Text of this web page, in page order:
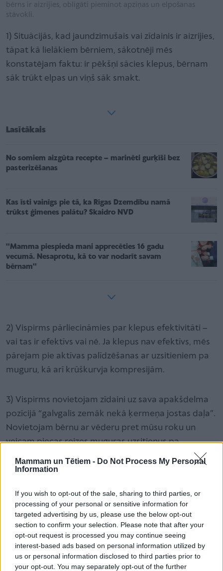
Mammam un Tētiem - Do Not Process My Personal
Information
If you wish to opt-out of the sale, sharing to third parties, or
processing of your personal or sensitive information for
targeted advertising by us, please use the below opt-out
section to confirm your selection. Please note that after your
opt-out request is processed you may continue seeing
interest-based ads based on personal information utilized by
us or personal information disclosed to third parties prior to
your opt-out. You may separately opt-out of the further
bērns ir aizrijies, obligāti pieminot apziņas un elpošanas
stāvokli.
1) Situācijās, kad jaundzimušais vai zīdainis ir aizrijies,
tāpat kā lielākiem bērniem, sākotnēji mēs
konstatējam faktu: ir pēkšņi sācies klepus, bērnam
sāk trūkt elpas un viņš sāk smakt.
Lasītākais
No somiem aizgūta recepte – marinēti gurķīši bez
pasterizēšanas
Kas īsti vainīgs pie tā, ka Rīgas Dzemdību namā
trūkst ģimenes palātu? Skaidro NVD
''Mamma piespieda mani apprecēties 16 gadu
vecumā. Nesaprotu, kā to var nodarīt savam
bērnam''
2) Vispirms pārliecināmies par klepus efektivitāti –
vai tas ir efektīvs vai nē. Ja klepus nav efektīvs, mēs
pārejam pie aktīvas palīdzēšanas ar uzsitieniem pa
muguru, kā arī krūškurvja kompresijām.
3) Vispirms novietojam zīdaini uz sava apakšdelma
pozīcijā “galvgalis zemāk nekā ķermeņa jostas daļa”.
Novietojam bērnu ar vēderu pret mūsu roku un
veicam piecas reizes muguras uzsitienus pa
mugurkaula viduslīniju virzienā no jostas daļas uz
galvgali. Uzsitieni ir jāizdara pietiekami spēcīgi.
atbilstošākais.
4) Pēc pieciem uzsitieniem pa muguru mēs vēršam
mazuli uz sava otra apakšdelma, pārbaudām muti,
vai tajā nav viegli vizualizējams un viegli evakuējams
svešķermenis. Ja neesam simtprocentīgi pārliecināti,